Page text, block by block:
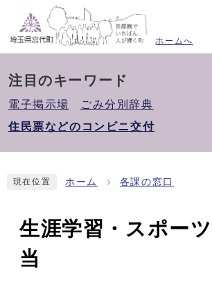
ホームへ
注目のキーワード
電子掲示場
ごみ分別辞典
住民票などのコンビニ交付
現在位置 ホーム 各課の窓口
生涯学習・スポー
当